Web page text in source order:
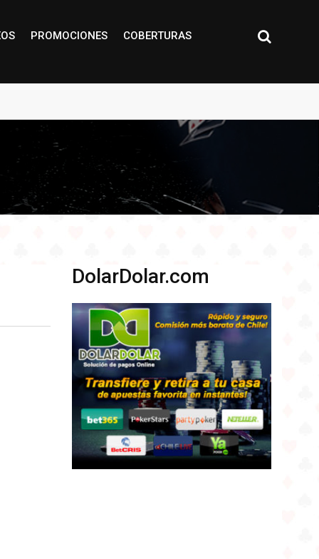
PROMOCIONES COBERTURAS
DolarDolar.com